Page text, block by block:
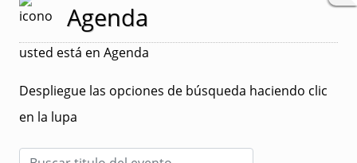
Agenda
usted está en Agenda
Despliegue las opciones de búsqueda haciendo clic
en la lupa